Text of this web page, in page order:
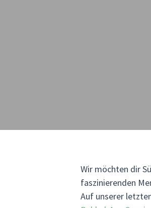
Wir möchten dir
faszinierenden
Auf unserer